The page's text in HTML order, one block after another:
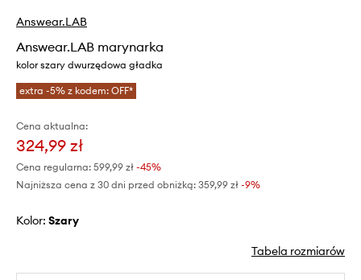
Answear.LAB
Answear.LAB marynarka
kolor szary dwurzędowa gładka
extra -5% z kodem: OFF*
Cena aktualna:
324,99 zł
Cena regularna: 599,99 zł -45%
Najniższa cena z 30 dni przed obniżką: 359,99 zł -9%
Kolor: szary
Tabela rozmiarów